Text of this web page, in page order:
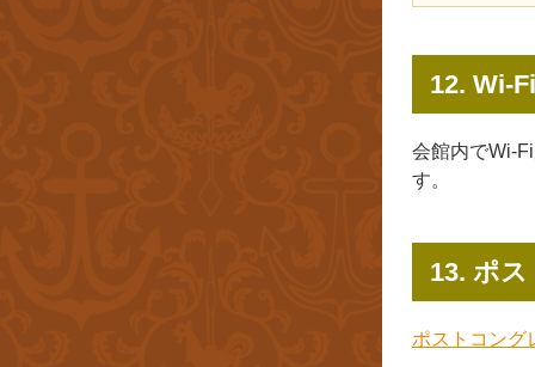
12. Wi-Fi
会館内でWi-
す。
13. ポ
ポストコング